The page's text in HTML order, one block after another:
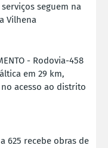
serviços seguem na
Vilhena
- Rodovia-458
em 29 km,
acesso ao distrito
625 recebe obras de